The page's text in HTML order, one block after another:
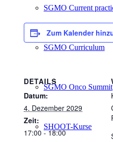
SGMO Current
SGMO Curriculum
SGMO Onco Summit
SHOOT-Kurse
Zum Kalender
DETAILS
Datum:
4. Dezember 2029
Zeit:
17:00 - 18:00